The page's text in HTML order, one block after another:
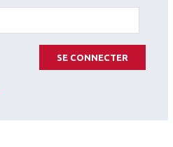
SE CONNECTER